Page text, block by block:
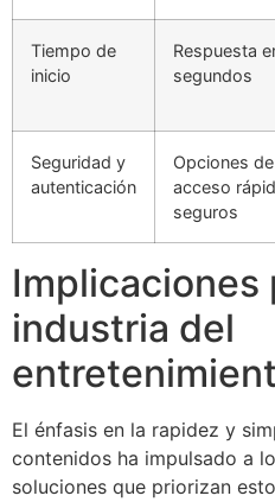
Tiempo de
inicio
Respuesta
segundos
Seguridad y
autenticación
Opciones de
acceso
seguros
Implicaciones
industria del
El énfasis en la rapidez y
contenidos ha impulsado a
soluciones que priorizan